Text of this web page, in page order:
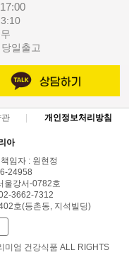
일출고
관 개인정보처리방침
아
임자 : 원현정
24958
울강서-0782호
3662-7312
호(등촌동, 지석빌딩)
미엄 건강식품 ALL RIGHTS